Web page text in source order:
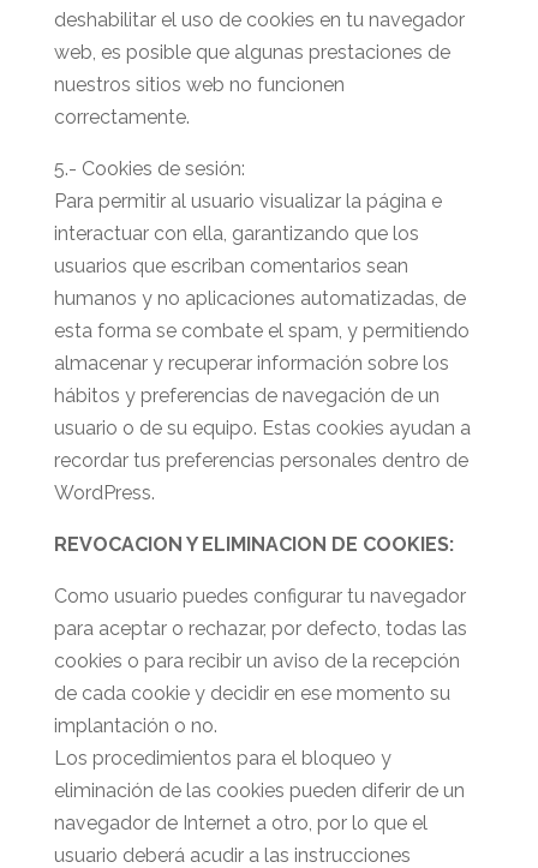
deshabilitar el uso de cookies en tu navegador
web, es posible que algunas prestaciones de
nuestros sitios web no funcionen
correctamente.
5.- Cookies de sesión:
Para permitir al usuario visualizar la página e
interactuar con ella, garantizando que los
usuarios que escriban comentarios sean
humanos y no aplicaciones automatizadas, de
esta forma se combate el spam, y permitiendo
almacenar y recuperar información sobre los
hábitos y preferencias de navegación de un
usuario o de su equipo. Estas cookies ayudan a
recordar tus preferencias personales dentro de
WordPress.
REVOCACION Y ELIMINACION DE COOKIES:
Como usuario puedes configurar tu navegador
para aceptar o rechazar, por defecto, todas las
cookies o para recibir un aviso de la recepción
de cada cookie y decidir en ese momento su
implantación o no.
Los procedimientos para el bloqueo y
eliminación de las cookies pueden diferir de un
navegador de Internet a otro, por lo que el
usuario deberá acudir a las instrucciones